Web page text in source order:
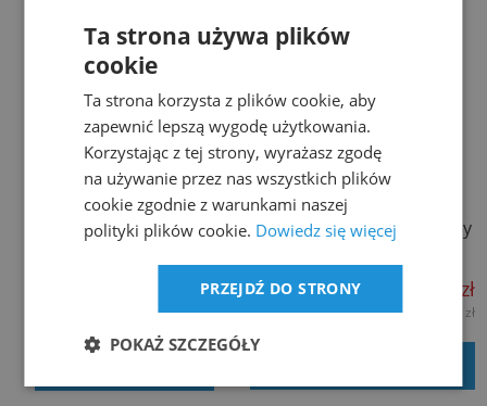
Clinex A/C 5L płyn
czyszczący do klimatzacji
130,69 zł
netto:106,25 zł
CLINEX A/C Płyn czyszczący
1l
33,59 zł
netto: 27,31 zł
Ta strona używa plików
cookie
Ta strona korzysta z plików cookie, aby
zapewnić lepszą wygodę użytkowania.
Korzystając z tej strony, wyrażasz zgodę
na używanie przez nas wszystkich plików
cookie zgodnie z warunkami naszej
polityki plików cookie. Dowiedz się więcej
PRZEJDŹ DO STRONY
POKAŻ SZCZEGÓŁY